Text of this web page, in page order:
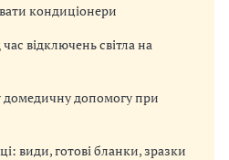
кондиціонери
відключень світла на
домедичну допомогу при
види, готові бланки, зразки